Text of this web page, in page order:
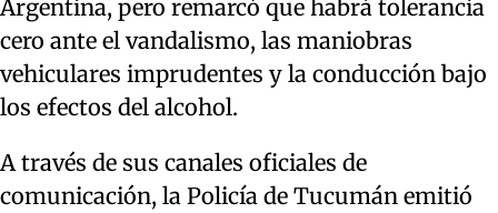
Argentina, pero remarcó que habrá tolerancia
cero ante el vandalismo, las maniobras
vehiculares imprudentes y la conducción bajo
los efectos del alcohol.
A través de sus canales oficiales de
comunicación, la Policía de Tucumán emitió